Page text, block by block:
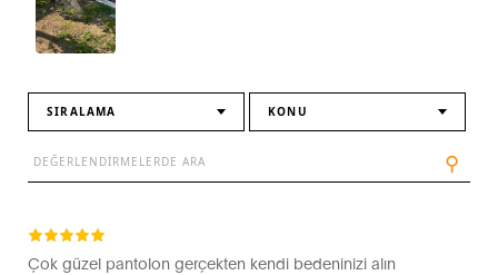
SIRALAMA KONU
⚲
Çok güzel pantolon gerçekten kendi bedeninizi alın